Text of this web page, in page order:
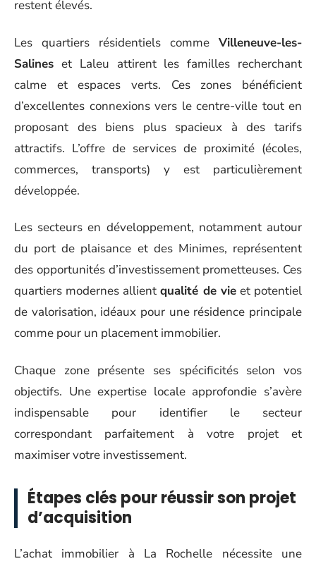
restent élevés.
Les quartiers résidentiels comme Villeneuve-les-
Salines et Laleu attirent les familles recherchant
calme et espaces verts. Ces zones bénéficient
d’excellentes connexions vers le centre-ville tout en
proposant des biens plus spacieux à des tarifs
attractifs. L’offre de services de proximité (écoles,
commerces, transports) y est particulièrement
développée.
Les secteurs en développement, notamment autour
du port de plaisance et des Minimes, représentent
des opportunités d’investissement prometteuses. Ces
quartiers modernes allientqualité de vieet potentiel
de valorisation, idéaux pour une résidence principale
comme pour un placement immobilier.
Chaque zone présente ses spécificités selon vos
objectifs. Une expertise locale approfondie s’avère
indispensable pour identifier le secteur
correspondant parfaitement à votre projet et
maximiser votre investissement.
Étapes clés pour réussir son projet
d’acquisition
L’achat immobilier à La Rochelle nécessite une